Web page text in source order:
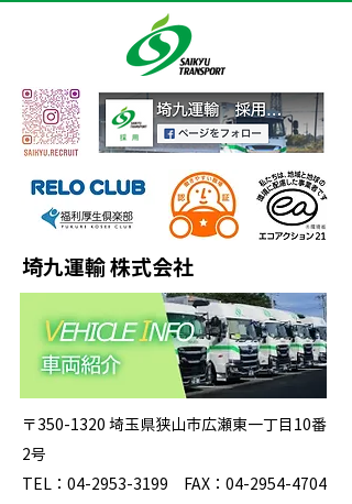
埼九運輸 株式会社
〒350-1320 埼玉県狭山市広瀬東一丁目10番
2号
TEL：04-2953-3199 FAX：04-2954-4704